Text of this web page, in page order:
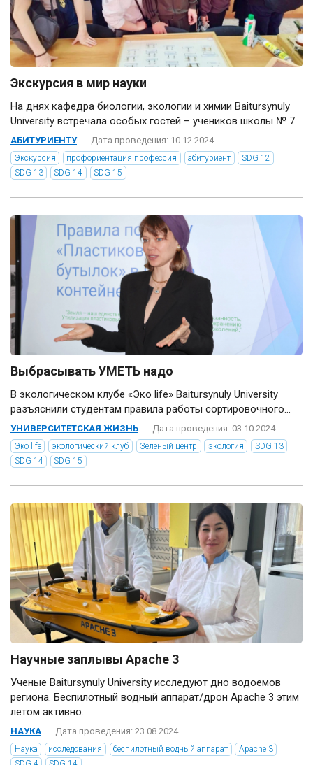
Экскурсия в мир науки
На днях кафедра биологии, экологии и химии Baitursynuly
University встречала особых гостей – учеников школы № 7...
АБИТУРИЕНТУ Дата проведения: 10.12.2024
Экскурсия профориентация профессия абитуриент
SDG 12
SDG 13
SDG 14 SDG 15
Выбрасывать УМЕТЬ надо
В экологическом клубе «Эко life» Baitursynuly University
разъяснили студентам правила работы сортировочного...
УНИВЕРСИТЕТСКАЯ ЖИЗНЬ Дата проведения: 03.10.2024
Эко life экологический клуб Зеленый центр экология
SDG 13
SDG 14
SDG 15
Научные заплывы Apache 3
Ученые Baitursynuly University исследуют дно водоемов
региона. Беспилотный водный аппарат/дрон Apache 3 этим
летом активно...
НАУКА Дата проведения: 23.08.2024
Наука исследования беспилотный водный аппарат
Apache 3